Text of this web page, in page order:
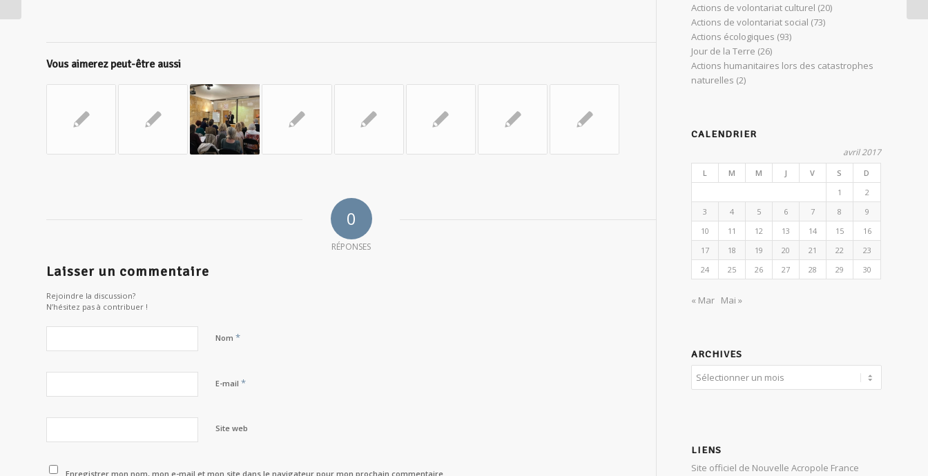
Vous aimerez peut-être aussi
0
RÉPONSES
Laisser un commentaire
Rejoindre la discussion?
N’hésitez pas à contribuer !
Nom *
E-mail *
Site web
Enregistrer mon nom, mon e-mail et mon site dans le navigateur pour mon prochain commentaire.
Actions de volontariat culturel (20)
Actions de volontariat social (73)
Actions écologiques (93)
Jour de la Terre (26)
Actions humanitaires lors des catastrophes
naturelles (2)
CALENDRIER
avril 2017
L M M J V S
D
1
2
3
4 5 6 7 8
9
10
11 12 13 14 15
16
17
18 19 20 21 22
23
24
25 26 27 28 29 30
« Mar Mai »
ARCHIVES
LIENS
Site officiel de Nouvelle Acropole France